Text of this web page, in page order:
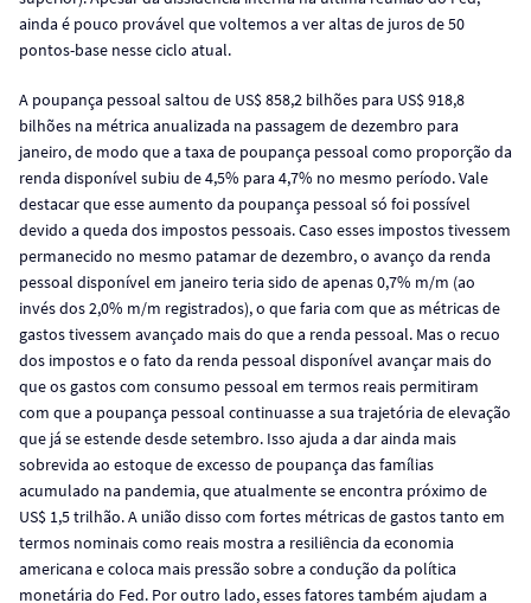
ainda é pouco provável que voltemos a ver altas de juros de 50
pontos-base nesse ciclo atual.
A poupança pessoal saltou de US$ 858,2 bilhões para US$ 918,8
bilhões na métrica anualizada na passagem de dezembro para
janeiro, de modo que a taxa de poupança pessoal como proporção da
renda disponível subiu de 4,5% para 4,7% no mesmo período. Vale
destacar que esse aumento da poupança pessoal só foi possível
devido a queda dos impostos pessoais. Caso esses impostos tivessem
permanecido no mesmo patamar de dezembro, o avanço da renda
pessoal disponível em janeiro teria sido de apenas 0,7% m/m (ao
invés dos 2,0% m/m registrados), o que faria com que as métricas de
gastos tivessem avançado mais do que a renda pessoal. Mas o recuo
dos impostos e o fato da renda pessoal disponível avançar mais do
que os gastos com consumo pessoal em termos reais permitiram
com que a poupança pessoal continuasse a sua trajetória de elevação
que já se estende desde setembro. Isso ajuda a dar ainda mais
sobrevida ao estoque de excesso de poupança das famílias
acumulado na pandemia, que atualmente se encontra próximo de
US$ 1,5 trilhão. A união disso com fortes métricas de gastos tanto em
termos nominais como reais mostra a resiliência da economia
americana e coloca mais pressão sobre a condução da política
monetária do Fed. Por outro lado, esses fatores também ajudam a